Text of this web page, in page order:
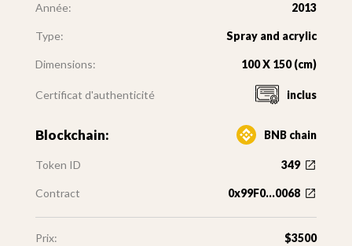
Année: 2013
Type: Spray and acrylic
Dimensions: 100 X 150 (cm)
Certificat d'authenticité inclus
Blockchain: BNB chain
Token ID 349
Contract 0x99F0...0068
Prix: $3500